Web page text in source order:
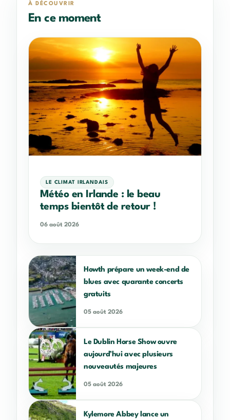
À DÉCOUVRIR
En ce moment
LE CLIMAT IRLANDAIS
Météo en Irlande : le beau
temps bientôt de retour !
06 août 2026
Howth prépare un week-end de
blues avec quarante concerts
gratuits
05 août 2026
Le Dublin Horse Show ouvre
aujourd’hui avec plusieurs
nouveautés majeures
05 août 2026
Kylemore Abbey lance un